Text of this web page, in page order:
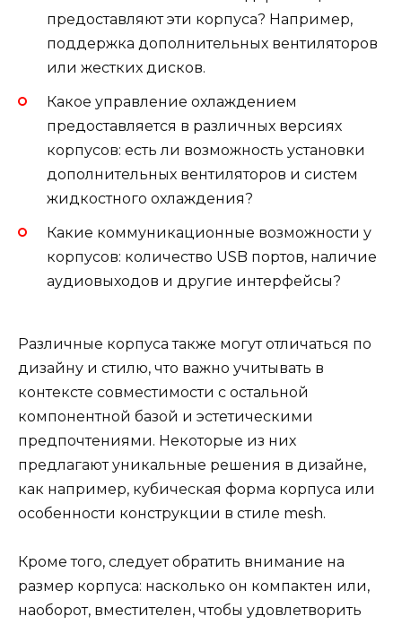
предоставляют эти корпуса? Например,
поддержка дополнительных вентиляторов
или жестких дисков.
Какое управление охлаждением
предоставляется в различных версиях
корпусов: есть ли возможность установки
дополнительных вентиляторов и систем
жидкостного охлаждения?
Какие коммуникационные возможности у
корпусов: количество USB портов, наличие
аудиовыходов и другие интерфейсы?
Различные корпуса также могут отличаться по
дизайну и стилю, что важно учитывать в
контексте совместимости с остальной
компонентной базой и эстетическими
предпочтениями. Некоторые из них
предлагают уникальные решения в дизайне,
как например, кубическая форма корпуса или
особенности конструкции в стиле mesh.
Кроме того, следует обратить внимание на
размер корпуса: насколько он компактен или,
наоборот, вместителен, чтобы удовлетворить